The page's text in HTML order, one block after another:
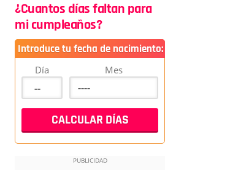
¿Cuantos días faltan para
mi cumpleaños?
Introduce tu fecha de nacimiento:
Día Mes